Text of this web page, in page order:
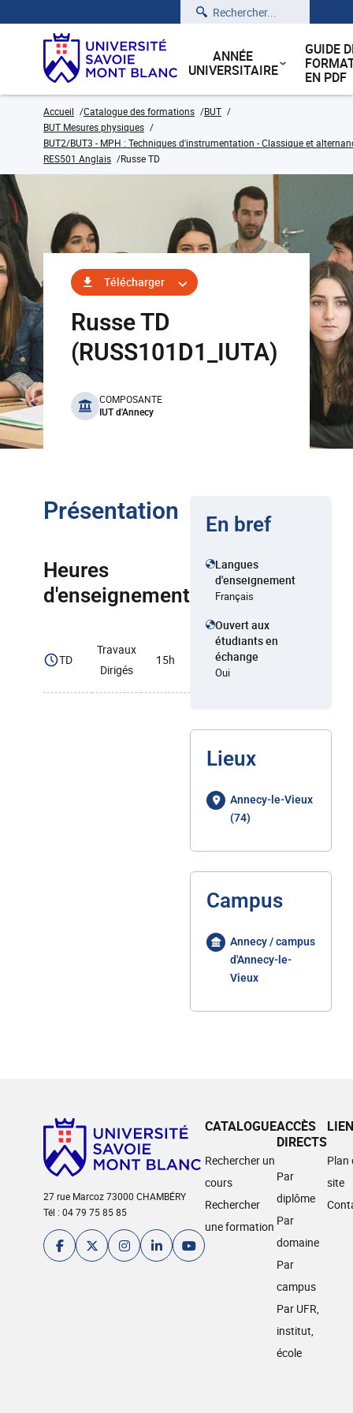
Rechercher
ANNÉE
UNIVERSITAIRE
GUIDE
EN PDF
Accueil Catalogue des formations
BUT
BUT Mesures physiques
BUT2/BUT3 - MPH : Techniques d'instrumentation - Classique et
RES501 Anglais
Russe TD
Télécharger
Russe TD
(RUSS101D1_IUTA)
benefits
COMPOSANTE
IUT d'Annecy
Présentation
Heures
d'enseignement
TD
Travaux
Dirigés
15h
En bref
Langues
d'enseignement
Français
Ouvert aux
étudiants en
échange
Oui
Lieux
Annecy-le-Vieux
(74)
Campus
Annecy / campus
d'Annecy-le-
Vieux
27 rue Marcoz 73000 CHAMBÉRY
Tél : 04 79 75 85 85
CATALOGUE
Rechercher un
cours
Rechercher
une formation
ACCÈS
DIRECTS
Par
diplôme
Par
domaine
Par
campus
Par UFR,
institut,
école
Plan
site